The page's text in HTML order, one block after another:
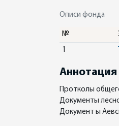
Описи фонда
№
1
Аннотация
Протколы
Документы
Документ ы